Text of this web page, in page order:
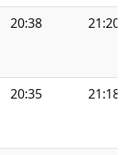
20:38 21:20
20:35 21:18